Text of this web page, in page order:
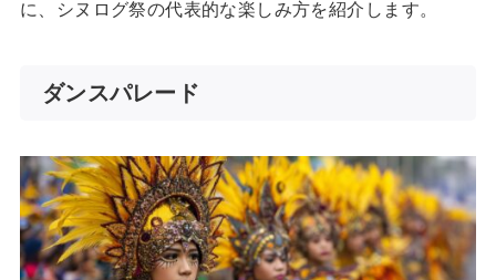
に、シヌログ祭の代表的な楽しみ方を紹介します。
ダンスパレード